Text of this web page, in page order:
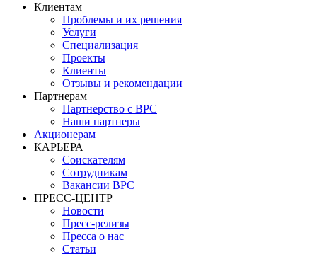
Клиентам
Проблемы и их решения
Услуги
Специализация
Проекты
Клиенты
Отзывы и рекомендации
Партнерам
Партнерство с BPC
Наши партнеры
Акционерам
КАРЬЕРА
Соискателям
Сотрудникам
Вакансии BPC
ПРЕСС-ЦЕНТР
Новости
Пресс-релизы
Пресса о нас
Статьи